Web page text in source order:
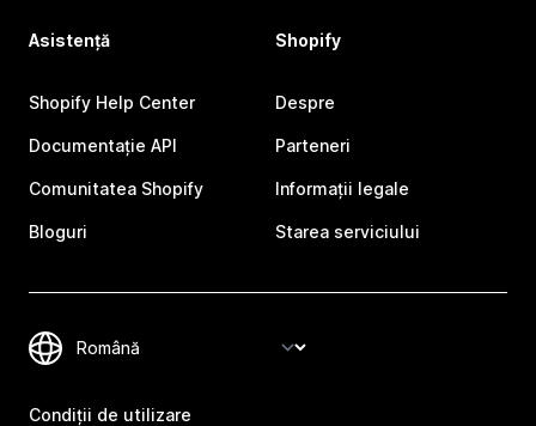
Asistență
Shopify Help Center
Documentație API
Comunitatea Shopify
Bloguri
Shopify
Despre
Parteneri
Informații legale
Starea serviciului
Condiții de utilizare